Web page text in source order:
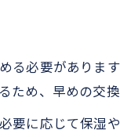
必要がありま
め、早めの交換
に応じて保湿